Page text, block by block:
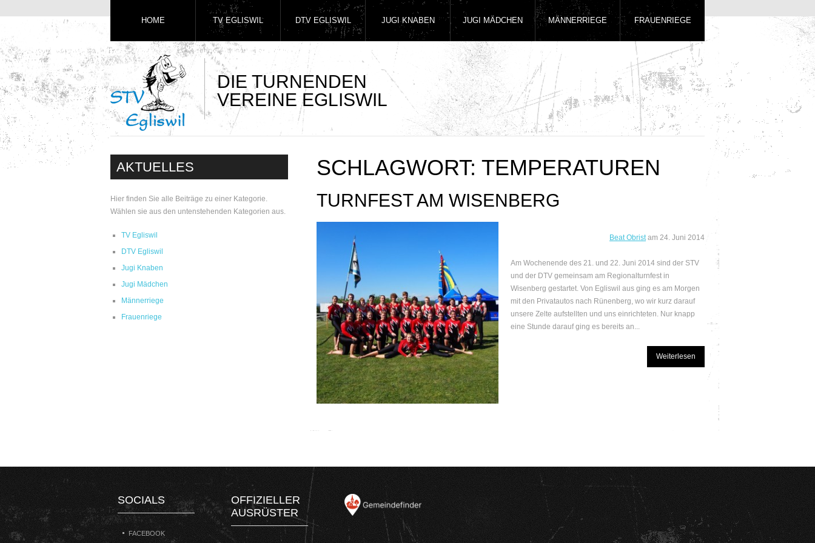
DIE TURNENDEN
VEREINE EGLISWIL
HOME TV EGLISWIL DTV EGLISWIL JUGI KNABEN JUGI MÄDCHEN MÄNNERRIEGE FRAUENRIEGE
AKTUELLES
Hier finden Sie alle Beiträge zu einer Kategorie.
Wählen sie aus den untenstehenden Kategorien aus.
TV Egliswil
DTV Egliswil
Jugi Knaben
Jugi Mädchen
Männerriege
Frauenriege
SCHLAGWORT: TEMPERATUREN
TURNFEST AM WISENBERG
Beat Obristam 24. Juni 2014
Am Wochenende des 21. und 22. Juni 2014 sind der STV
und der DTV gemeinsam am Regionalturnfest in
Wisenberg gestartet. Von Egliswil aus ging es am Morgen
mit den Privatautos nach Rünenberg, wo wir kurz darauf
unsere Zelte aufstellten und uns einrichteten. Nur knapp
eine Stunde darauf ging es bereits an...
Weiterlesen
SOCIALS
FACEBOOK
OFFIZIELLER
AUSRÜSTER